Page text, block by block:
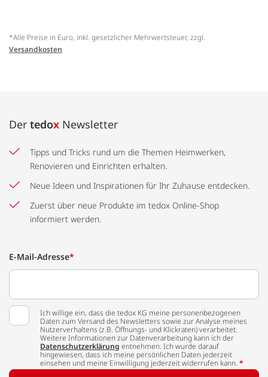
*Alle Preise in Euro, inkl. gesetzlicher Mehrwertsteuer, zzgl.
Versandkosten
Der tedox Newsletter
Tipps und Tricks rund um die Themen Heimwerken,
Renovieren und Einrichten erhalten.
Neue Ideen und Inspirationen für Ihr Zuhause entdecken.
Zuerst über neue Produkte im tedox Online-Shop
informiert werden.
E-Mail-Adresse*
Ich willige ein, dass die tedox KG meine personenbezogenen
Daten zum Versand des Newsletters sowie zur Analyse meines
Nutzerverhaltens (z.B. Öffnungs- und Klickraten) verarbeitet.
Weitere Informationen zur Datenverarbeitung kann ich der
Datenschutzerklärung entnehmen. Ich wurde darauf
hingewiesen, dass ich meine persönlichen Daten jederzeit
einsehen und meine Einwilligung jederzeit widerrufen kann. *